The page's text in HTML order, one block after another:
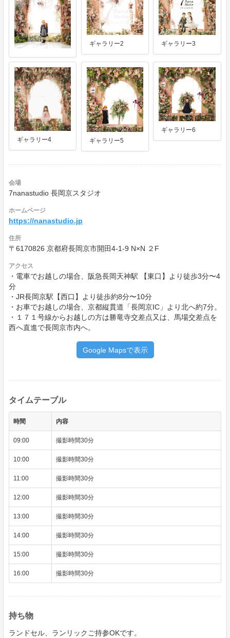
ギャラリー2 ギャラリー3
ギャラリー4 ギャラリー5
ギャラリー6
会場
7nanastudio 長岡京スタジオ
ホームページ
https://nanastudio.jp
住所
〒6170826 京都府長岡京市開田4-1-9 N×N ２F
アクセス
・電車でお越しの場合、阪急長岡天神駅 【東口】より徒歩3分〜4
分
・JR長岡京駅【西口】より徒歩約8分〜10分
・お車でお越しの場合、京都縦貫道「長岡京IC」より北へ約7分。
・１７１号線からお越しの方は勝竜寺交差点又は、馬場交差点を
西へ直進で長岡京市内へ。
Google Mapsで表示
タイムテーブル
時間 内容
09:00 撮影時間30分
10:00 撮影時間30分
11:00 撮影時間30分
12:00 撮影時間30分
13:00 撮影時間30分
14:00 撮影時間30分
15:00 撮影時間30分
16:00 撮影時間30分
持ち物
ランドセル、ランリックご持参OKです。